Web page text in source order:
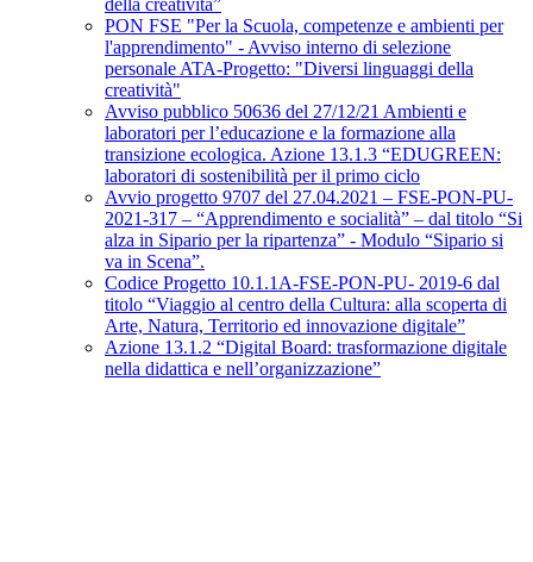
della creatività”
PON FSE "Per la Scuola, competenze e ambienti per
l'apprendimento" - Avviso interno di selezione
personale ATA-Progetto: "Diversi linguaggi della
creatività"
Avviso pubblico 50636 del 27/12/21 Ambienti e
laboratori per l’educazione e la formazione alla
transizione ecologica. Azione 13.1.3 “EDUGREEN:
laboratori di sostenibilità per il primo ciclo
Avvio progetto 9707 del 27.04.2021 – FSE-PON-PU-
2021-317 – “Apprendimento e socialità” – dal titolo “Si
alza in Sipario per la ripartenza” - Modulo “Sipario si
va in Scena”.
Codice Progetto 10.1.1A-FSE-PON-PU- 2019-6 dal
titolo “Viaggio al centro della Cultura: alla scoperta di
Arte, Natura, Territorio ed innovazione digitale”
Azione 13.1.2 “Digital Board: trasformazione digitale
nella didattica e nell’organizzazione”